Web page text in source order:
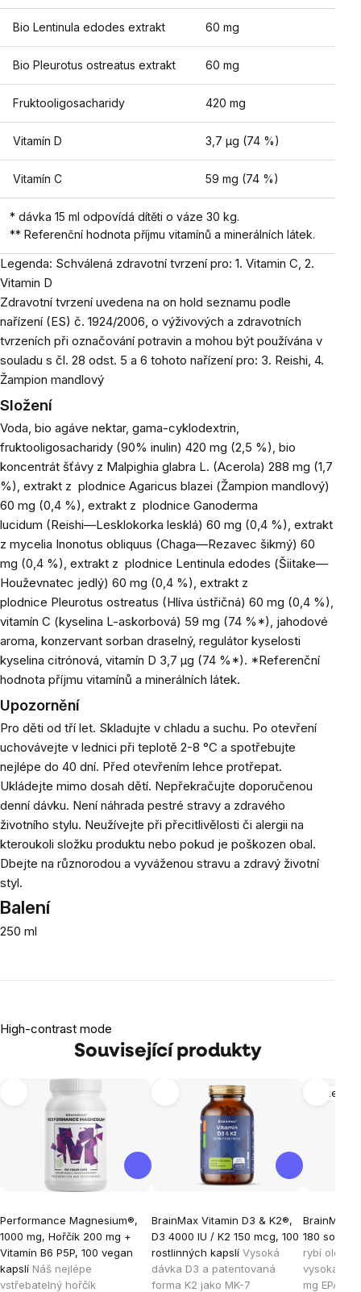
Bio Lentinula edodes extrakt 60 mg
Bio Pleurotus ostreatus extrakt 60 mg
Fruktooligosacharidy 420 mg
Vitamín D 3,7 µg (74 %)
Vitamín C 59 mg (74 %)
* dávka 15 ml odpovídá dítěti o váze 30 kg.
** Referenční hodnota příjmu vitamínů a minerálních látek.
Legenda: Schválená zdravotní tvrzení pro: 1. Vitamin C, 2.
Vitamin D
Zdravotní tvrzení uvedena na on hold seznamu podle
nařízení (ES) č. 1924/2006, o výživových a zdravotních
tvrzeních při označování potravin a mohou být používána v
souladu s čl. 28 odst. 5 a 6 tohoto nařízení pro: 3. Reishi, 4.
Žampion mandlový
Složení
Voda, bio agáve nektar, gama-cyklodextrin,
fruktooligosacharidy (90% inulin) 420 mg (2,5 %), bio
koncentrát šťávy z Malpighia glabra L. (Acerola) 288 mg (1,7
%), extrakt z plodnice Agaricus blazei (Žampion mandlový)
60 mg (0,4 %), extrakt z plodnice Ganoderma
lucidum (Reishi—Lesklokorka lesklá) 60 mg (0,4 %), extrakt
z mycelia Inonotus obliquus (Chaga—Rezavec šikmý) 60
mg (0,4 %), extrakt z plodnice Lentinula edodes (Šiitake—
Houževnatec jedlý) 60 mg (0,4 %), extrakt z
plodnice Pleurotus ostreatus (Hlíva ústřičná) 60 mg (0,4 %),
vitamín C (kyselina L-askorbová) 59 mg (74 %*), jahodové
aroma, konzervant sorban draselný, regulátor kyselosti
kyselina citrónová, vitamín D 3,7 µg (74 %*). *Referenční
hodnota příjmu vitamínů a minerálních látek.
Upozornění
Pro děti od tří let. Skladujte v chladu a suchu. Po otevření
uchovávejte v lednici při teplotě 2-8 °C a spotřebujte
nejlépe do 40 dní. Před otevřením lehce protřepat.
Ukládejte mimo dosah dětí. Nepřekračujte doporučenou
denní dávku. Není náhrada pestré stravy a zdravého
životního stylu. Neužívejte při přecitlivělosti či alergii na
kteroukoli složku produktu nebo pokud je poškozen obal.
Dbejte na různorodou a vyváženou stravu a zdravý životní
styl.
Balení
250 ml
High-contrast mode
Související produkty
Performance Magnesium®,
1000 mg, Hořčík 200 mg +
Vitamín B6 P5P, 100 vegan
kapslí Náš nejlépe
vstřebatelný hořčík
BrainMax Vitamin D3 & K2®,
D3 4000 IU / K2 150 mcg, 100
rostlinných kapslí Vysoká
dávka D3 a patentovaná
forma K2 jako MK-7
Mozek
BrainMax
180
rybí olej,
vysoká
mg EPA a